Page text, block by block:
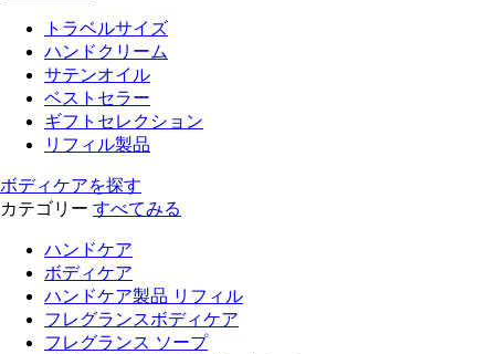
トラベルサイズ
ハンドクリーム
サテンオイル
ベストセラー
ギフトセレクション
リフィル製品
ボディケアを探す
カテゴリー すべてみる
ハンドケア
ボディケア
ハンドケア製品 リフィル
フレグランスボディケア
フレグランス ソープ